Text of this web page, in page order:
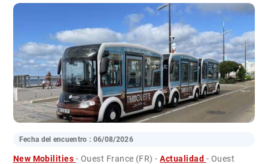
Fecha del encuentro : 06/08/2026
New Mobilities - Ouest France (FR)-Actualidad - Ouest